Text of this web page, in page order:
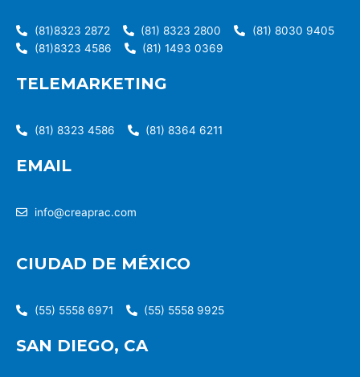
(81)8323 2872 (81) 8323 2800
(81) 8030 9405
(81)8323 4586
(81) 1493 0369
TELEMARKETING
(81) 8323 4586 (81) 8364 6211
EMAIL
info@creaprac.com
CIUDAD DE MÉXICO
(55) 5558 6971 (55) 5558 9925
SAN DIEGO, CA